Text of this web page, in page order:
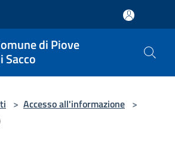
di Piove
Sacco
> Accesso all'informazione >